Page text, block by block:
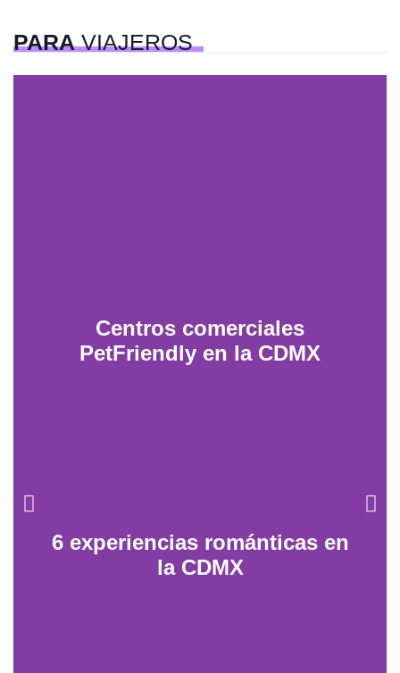
PARAVIAJEROS
Centros comerciales
PetFriendly en la CDMX
6 experiencias románticas en
la CDMX